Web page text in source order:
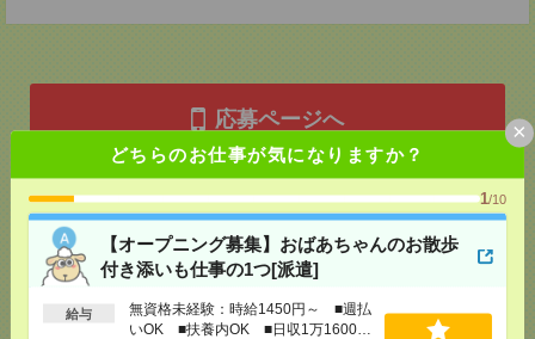
どちらのお仕事が気になりますか？
1/10
【オープニング募集】おばあちゃんのお散歩
付き添いも仕事の1つ[派遣]
給与
無資格未経験：時給1450円～ ■週払
いOK ■扶養内OK ■日収1万1600円
×
応募ページへ
気になる！
メール